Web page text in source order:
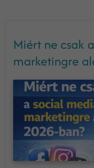
Miért ne csak
marketingre